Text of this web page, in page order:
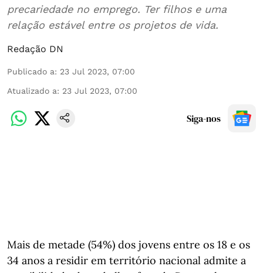
precariedade no emprego. Ter filhos e uma
relação estável entre os projetos de vida.
Redação DN
Publicado a: 23 Jul 2023, 07:00
Atualizado a: 23 Jul 2023, 07:00
Siga-nos
Mais de metade (54%) dos jovens entre os 18 e os
34 anos a residir em território nacional admite a